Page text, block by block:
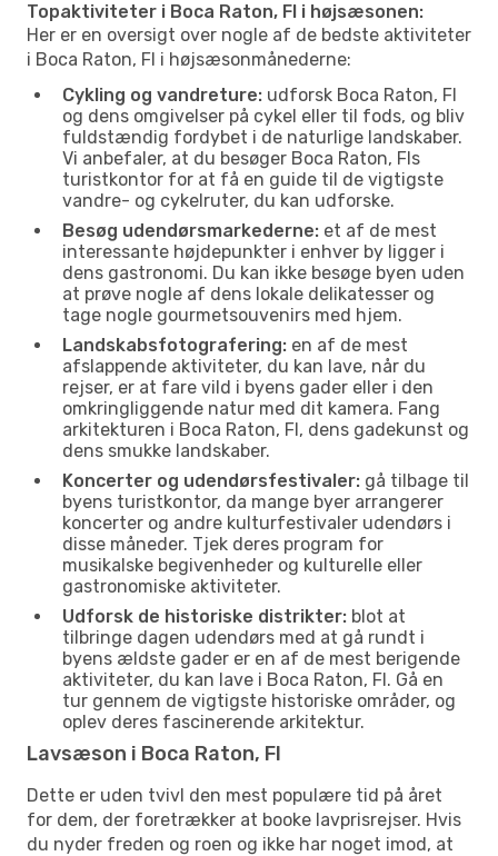
Topaktiviteter i Boca Raton, Fl i højsæsonen:
Her er en oversigt over nogle af de bedste aktiviteter
i Boca Raton, Fl i højsæsonmånederne:
Cykling og vandreture: udforsk Boca Raton, Fl
og dens omgivelser på cykel eller til fods, og bliv
fuldstændig fordybet i de naturlige landskaber.
Vi anbefaler, at du besøger Boca Raton, Fls
turistkontor for at få en guide til de vigtigste
vandre- og cykelruter, du kan udforske.
Besøg udendørsmarkederne: et af de mest
interessante højdepunkter i enhver by ligger i
dens gastronomi. Du kan ikke besøge byen uden
at prøve nogle af dens lokale delikatesser og
tage nogle gourmetsouvenirs med hjem.
Landskabsfotografering: en af de mest
afslappende aktiviteter, du kan lave, når du
rejser, er at fare vild i byens gader eller i den
omkringliggende natur med dit kamera. Fang
arkitekturen i Boca Raton, Fl, dens gadekunst og
dens smukke landskaber.
Koncerter og udendørsfestivaler: gå tilbage til
byens turistkontor, da mange byer arrangerer
koncerter og andre kulturfestivaler udendørs i
disse måneder. Tjek deres program for
musikalske begivenheder og kulturelle eller
gastronomiske aktiviteter.
Udforsk de historiske distrikter: blot at
tilbringe dagen udendørs med at gå rundt i
byens ældste gader er en af de mest berigende
aktiviteter, du kan lave i Boca Raton, Fl. Gå en
tur gennem de vigtigste historiske områder, og
oplev deres fascinerende arkitektur.
Lavsæson i Boca Raton, Fl
Dette er uden tvivl den mest populære tid på året
for dem, der foretrækker at booke lavprisrejser. Hvis
du nyder freden og roen og ikke har noget imod, at